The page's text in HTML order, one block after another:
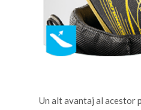
Un alt avantaj al acestor